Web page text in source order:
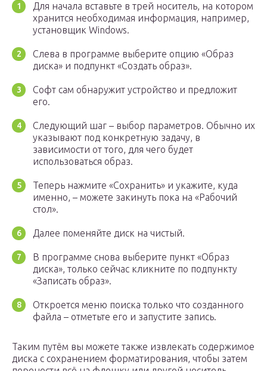
Для начала вставьте в трей носитель, на котором
хранится необходимая информация, например,
установщик Windows.
Слева в программе выберите опцию «Образ
диска» и подпункт «Создать образ».
Софт сам обнаружит устройство и предложит
его.
Следующий шаг – выбор параметров. Обычно их
указывают под конкретную задачу, в
зависимости от того, для чего будет
использоваться образ.
Теперь нажмите «Сохранить» и укажите, куда
именно, – можете закинуть пока на «Рабочий
стол».
Далее поменяйте диск на чистый.
В программе снова выберите пункт «Образ
диска», только сейчас кликните по подпункту
«Записать образ».
Откроется меню поиска только что созданного
файла – отметьте его и запустите запись.
Таким путём вы можете также извлекать содержимое
диска с сохранением форматирования, чтобы затем